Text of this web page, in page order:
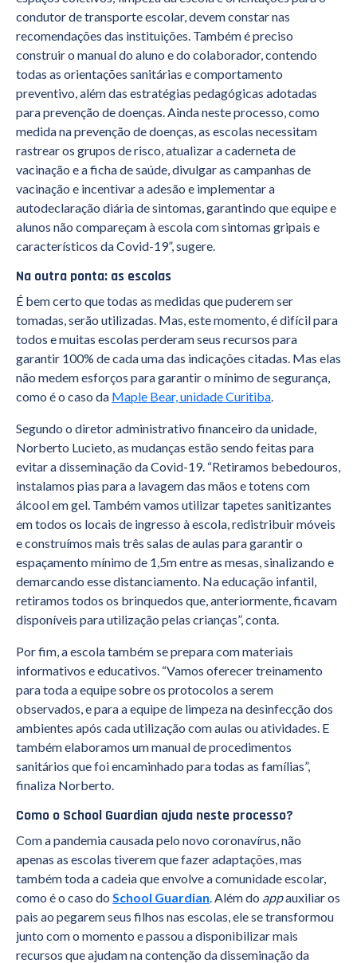
condutor de transporte escolar, devem constar nas
recomendações das instituições. Também é preciso
construir o manual do aluno e do colaborador, contendo
todas as orientações sanitárias e comportamento
preventivo, além das estratégias pedagógicas adotadas
para prevenção de doenças. Ainda neste processo, como
medida na prevenção de doenças, as escolas necessitam
rastrear os grupos de risco, atualizar a caderneta de
vacinação e a ficha de saúde, divulgar as campanhas de
vacinação e incentivar a adesão e implementar a
autodeclaração diária de sintomas, garantindo que equipe e
alunos não compareçam à escola com sintomas gripais e
característicos da Covid-19”, sugere.
Na outra ponta: as escolas
É bem certo que todas as medidas que puderem ser
tomadas, serão utilizadas. Mas, este momento, é difícil para
todos e muitas escolas perderam seus recursos para
garantir 100% de cada uma das indicações citadas. Mas elas
não medem esforços para garantir o mínimo de segurança,
como é o caso da Maple Bear, unidade Curitiba.
Segundo o diretor administrativo financeiro da unidade,
Norberto Lucieto, as mudanças estão sendo feitas para
evitar a disseminação da Covid-19. “Retiramos bebedouros,
instalamos pias para a lavagem das mãos e totens com
álcool em gel. Também vamos utilizar tapetes sanitizantes
em todos os locais de ingresso à escola, redistribuir móveis
e construímos mais três salas de aulas para garantir o
espaçamento mínimo de 1,5m entre as mesas, sinalizando e
demarcando esse distanciamento. Na educação infantil,
retiramos todos os brinquedos que, anteriormente, ficavam
disponíveis para utilização pelas crianças”, conta.
Por fim, a escola também se prepara com materiais
informativos e educativos. “Vamos oferecer treinamento
para toda a equipe sobre os protocolos a serem
observados, e para a equipe de limpeza na desinfecção dos
ambientes após cada utilização com aulas ou atividades. E
também elaboramos um manual de procedimentos
sanitários que foi encaminhado para todas as famílias”,
finaliza Norberto.
Como o School Guardian ajuda neste processo?
Com a pandemia causada pelo novo coronavírus, não
apenas as escolas tiverem que fazer adaptações, mas
também toda a cadeia que envolve a comunidade escolar,
como é o caso do School Guardian. Além do appauxiliar os
pais ao pegarem seus filhos nas escolas, ele se transformou
junto com o momento e passou a disponibilizar mais
recursos que ajudam na contenção da disseminação da